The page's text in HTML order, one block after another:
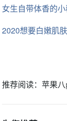
女生自带体香的
2020想要白嫩肌
推荐阅读：苹果